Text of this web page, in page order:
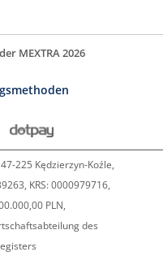
MEXTRA 2026
225 Kędzierzyn-Koźle,
KRS: 0000979716,
PLN,
des